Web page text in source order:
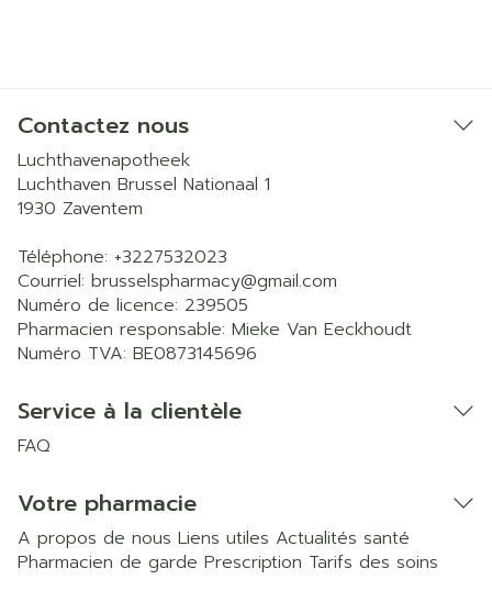
Contactez nous
Luchthavenapotheek
Luchthaven Brussel Nationaal 1
1930 Zaventem
Téléphone: +3227532023
Courriel: brusselspharmacy@gmail.com
Numéro de licence: 239505
Pharmacien responsable: Mieke Van Eeckhoudt
Numéro TVA: BE0873145696
Service à la clientèle
FAQ
Votre pharmacie
A propos de nous Liens utiles Actualités santé
Pharmacien de garde Prescription Tarifs des soins